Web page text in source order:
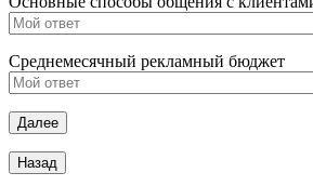
Среднемесячный рекламный бюджет